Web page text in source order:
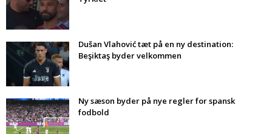
Dušan Vlahović tæt på en ny destination:
Beşiktaş byder velkommen
Ny sæson byder på nye regler for spansk
fodbold